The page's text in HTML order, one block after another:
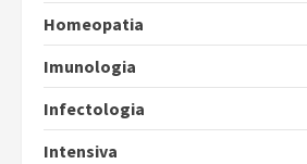
Homeopatia
Imunologia
Infectologia
Intensiva